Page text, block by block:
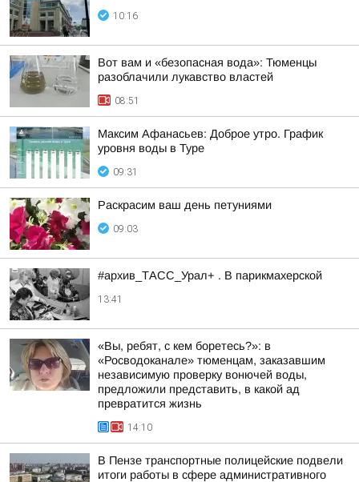
10:16
Вот вам и «безопасная вода»: Тюменцы
разоблачили лукавство властей
08:51
Максим Афанасьев: Доброе утро. График
уровня воды в Туре
09:31
Раскрасим ваш день петуниями
09:03
#архив_ТАСС_Урал+ . В парикмахерской
13:41
«Вы, ребят, с кем боретесь?»: в
«Росводоканале» тюменцам, заказавшим
независимую проверку вонючей воды,
предложили представить, в какой ад
превратится жизнь
14:10
В Пензе транспортные полицейские подвели
итоги работы в сфере административного